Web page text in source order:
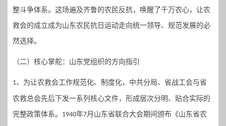
整斗争体系。这场遍及齐鲁的农民反抗，唤醒了千万农心，让农
救会的成立成为山东农民抗日运动走向统一领导、规范发展的必
然选择。
（二） 核心掌舵： 山东党组织的方向指引
1、为让农救会工作规范化、制度化，中共分局、省战工会与省
农救总会先后下发一系列核心文件，形成层次分明、贴合实际的
完整政策体系。 1940年7月山东省联合大会期间颁布《山东省农